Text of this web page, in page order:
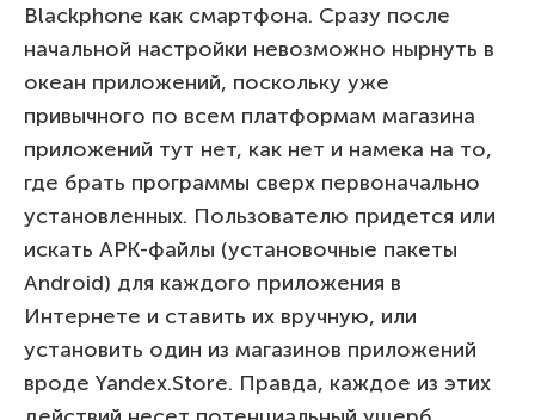
Blackphone как смартфона. Сразу после
начальной настройки невозможно нырнуть в
океан приложений, поскольку уже
привычного по всем платформам магазина
приложений тут нет, как нет и намека на то,
где брать программы сверх первоначально
установленных. Пользователю придется или
искать APK-файлы (установочные пакеты
Android) для каждого приложения в
Интернете и ставить их вручную, или
установить один из магазинов приложений
вроде Yandex.Store. Правда, каждое из этих